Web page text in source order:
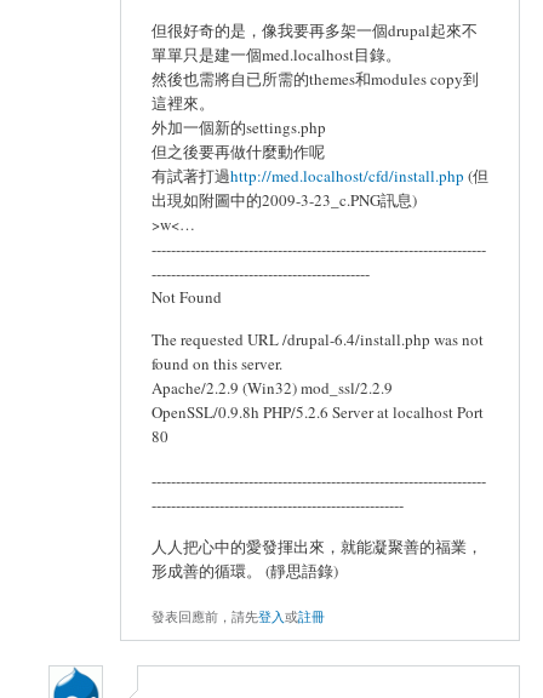
但很好奇的是，像我要再多架一個drupal起來不
單單只是建一個med.localhost目錄。
然後也需將自已所需的themes和modules copy到
這裡來。
外加一個新的settings.php
但之後要再做什麼動作呢
有試著打過http://med.localhost/cfd/install.php (但
出現如附圖中的2009-3-23_c.PNG訊息)
>w<…
---------------------------------------------------------------------
---------------------------------------------
Not Found
The requested URL /drupal-6.4/install.php was not
found on this server.
Apache/2.2.9 (Win32) mod_ssl/2.2.9
OpenSSL/0.9.8h PHP/5.2.6 Server at localhost Port
80
---------------------------------------------------------------------
----------------------------------------------------
人人把心中的愛發揮出來，就能凝聚善的福業，
形成善的循環。 (靜思語錄)
發表回應前，請先登入或註冊